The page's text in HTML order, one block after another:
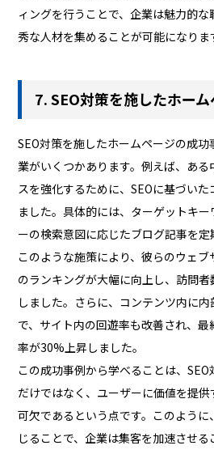
ィングを行うことで、企業は魅力的
秀な人材を集めることが可能になりま
7. SEO対策を施したホー
SEO対策を施したホームページの成
業がいくつかあります。例えば、あ
スを強化するために、SEOに基づい
ました。具体的には、ターゲットキ
ーの検索意図に応じたブログ記事を定
このような施策により、彼らのウェ
のランキングが大幅に向上し、訪問
しました。さらに、コンテンツ内に
で、サイト内の回遊率も改善され、
率が30%上昇しました。
この成功事例から学べることは、
だけではなく、ユーザーに価値を提
可欠であるという点です。このように
じることで、企業は集客を加速させる